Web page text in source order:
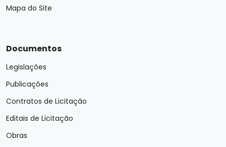
Mapa do Site
Documentos
Legislações
Publicações
Contratos de Licitação
Editais de Licitação
Obras